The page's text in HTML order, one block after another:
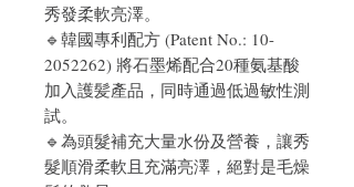
秀發柔軟亮澤。
🔹韓國專利配方 (Patent No.: 10-
2052262) 將石墨烯配合20種氨基酸
加入護髪產品，同時通過低過敏性測
試。
🔹為頭髮補充大量水份及營養，讓秀
髮順滑柔軟且充滿亮澤，絕對是毛燥